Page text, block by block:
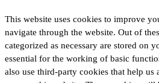
This website uses cookies to improve
navigate through the website. Out of
categorized as necessary are stored on
essential for the working of basic
also use third-party cookies that help us